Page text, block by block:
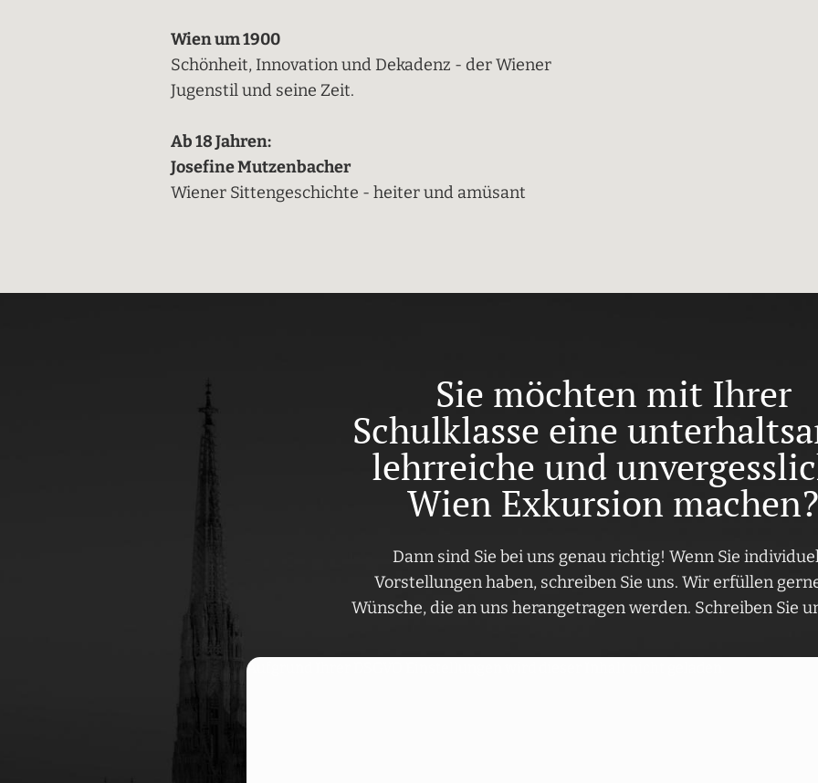
Wien um 1900
Schönheit, Innovation und Dekadenz - der Wiener
Jugenstil und seine Zeit.
Ab 18 Jahren:
Josefine Mutzenbacher
Wiener Sittengeschichte - heiter und amüsant
Sie möchten mit Ihrer
Schulklasse eine
lehrreiche und
Wien Exkursion
Dann sind Sie bei uns genau richtig! Wenn Sie
Vorstellungen haben, schreiben Sie uns. Wir erfüllen
Wünsche, die an uns herangetragen werden. Schreiben Sie
Aufgrund Ihrer DSGVO Einstellungen wird dieser Inhalt nicht geladen.